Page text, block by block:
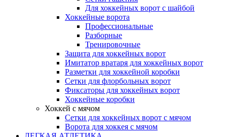
Для хоккейных ворот с шайбой
Хоккейные ворота
Профессиональные
Разборные
Тренировочные
Защита для хоккейных ворот
Имитатор вратаря для хоккейных ворот
Разметки для хоккейной коробки
Сетки для флорбольных ворот
Фиксаторы для хоккейных ворот
Хоккейные коробки
Хоккей с мячом
Сетки для хоккейных ворот с мячом
Ворота для хоккея с мячом